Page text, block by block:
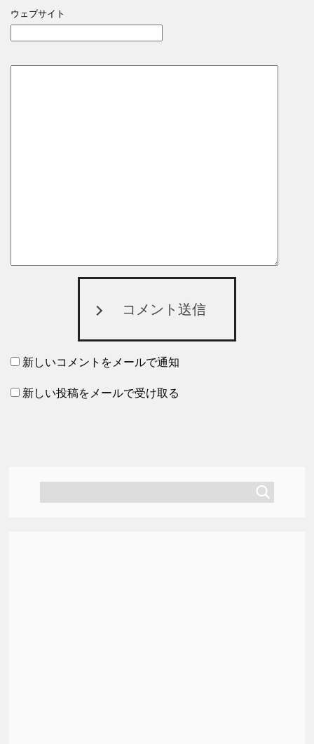
ウェブサイト
コメント送信
新しいコメントをメールで通知
新しい投稿をメールで受け取る